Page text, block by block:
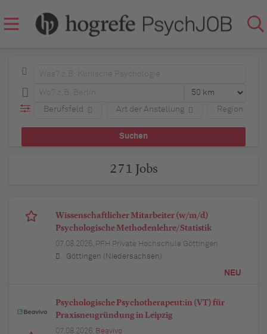
Berufsfeld Art der Anstellung Region
271 Jobs
Wissenschaftlicher Mitarbeiter (w/m/d)
Psychologische Methodenlehre/Statistik
07.08.2026, PFH Private Hochschule Göttingen
Göttingen (Niedersachsen)
NEU
Psychologische Psychotherapeut:in (VT) für
Praxisneugründung in Leipzig
07.08.2026, Beavivo